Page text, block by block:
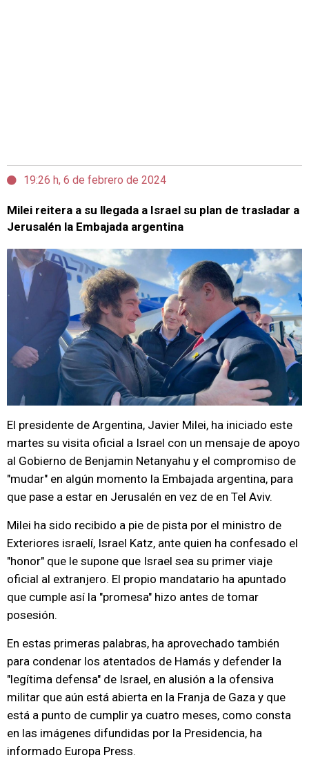
19:26 h, 6 de febrero de 2024
Milei reitera a su llegada a Israel su plan de trasladar a
Jerusalén la Embajada argentina
El presidente de Argentina, Javier Milei, ha iniciado este
martes su visita oficial a Israel con un mensaje de apoyo
al Gobierno de Benjamin Netanyahu y el compromiso de
"mudar" en algún momento la Embajada argentina, para
que pase a estar en Jerusalén en vez de en Tel Aviv.
Milei ha sido recibido a pie de pista por el ministro de
Exteriores israelí, Israel Katz, ante quien ha confesado el
"honor" que le supone que Israel sea su primer viaje
oficial al extranjero. El propio mandatario ha apuntado
que cumple así la "promesa" hizo antes de tomar
posesión.
En estas primeras palabras, ha aprovechado también
para condenar los atentados de Hamás y defender la
"legítima defensa" de Israel, en alusión a la ofensiva
militar que aún está abierta en la Franja de Gaza y que
está a punto de cumplir ya cuatro meses, como consta
en las imágenes difundidas por la Presidencia, ha
informado Europa Press.